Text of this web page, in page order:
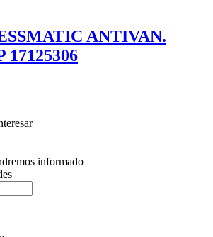
ANTIVAN.
17125306
informado